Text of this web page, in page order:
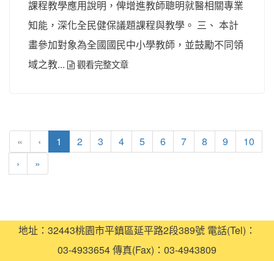
課程教學應用說明，俾增進教師聰明就醫相關專業
知能，深化全民健保議題課程與教學。 三、 本計
畫參加對象為全國國民中小學教師，並鼓勵不同領
域之教...
觀看完整文章
« ‹ 1 (current)
2 3 4 5 6 7 8 9 10
› »
地址：32443桃園市平鎮區延平路2段389號 電話(Tel)：
03-4933654 傳真(Fax)：03-4943809